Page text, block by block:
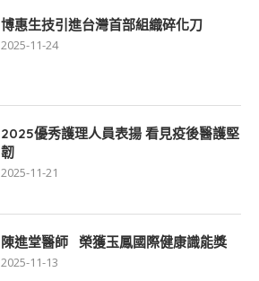
博惠生技引進台灣首部組織碎化刀
2025-11-24
2025優秀護理人員表揚 看見疫後醫護堅
韌
2025-11-21
陳進堂醫師 榮獲玉鳳國際健康識能獎
2025-11-13